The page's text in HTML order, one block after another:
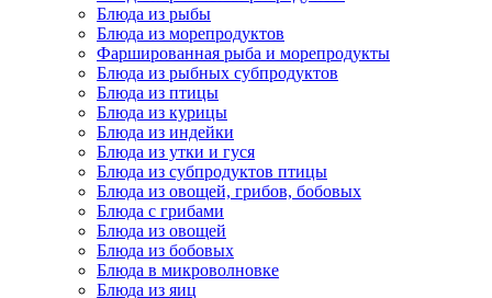
Блюда из рыбы
Блюда из морепродуктов
Фаршированная рыба и морепродукты
Блюда из рыбных субпродуктов
Блюда из птицы
Блюда из курицы
Блюда из индейки
Блюда из утки и гуся
Блюда из субпродуктов птицы
Блюда из овощей, грибов, бобовых
Блюда с грибами
Блюда из овощей
Блюда из бобовых
Блюда в микроволновке
Блюда из яиц